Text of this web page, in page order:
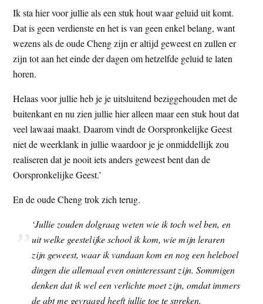
Ik sta hier voor jullie als een stuk hout waar geluid uit komt.
Dat is geen verdienste en het is van geen enkel belang, want
wezens als de oude Cheng zijn er altijd geweest en zullen er
zijn tot aan het einde der dagen om hetzelfde geluid te laten
horen.
Helaas voor jullie heb je je uitsluitend beziggehouden met de
buitenkant en nu zien jullie hier alleen maar een stuk hout dat
veel lawaai maakt. Daarom vindt de Oorspronkelijke Geest
niet de weerklank in jullie waardoor je je onmiddellijk zou
realiseren dat je nooit iets anders geweest bent dan de
Oorspronkelijke Geest.’
En de oude Cheng trok zich terug.
‘Jullie zouden dolgraag weten wie ik toch wel ben, en
uit welke geestelijke school ik kom, wie mijn leraren
zijn geweest, waar ik vandaan kom en nog een heleboel
dingen die allemaal even oninteressant zijn. Sommigen
denken dat ik wel een verlichte moet zijn, omdat immers
de abt me gevraagd heeft jullie toe te spreken.